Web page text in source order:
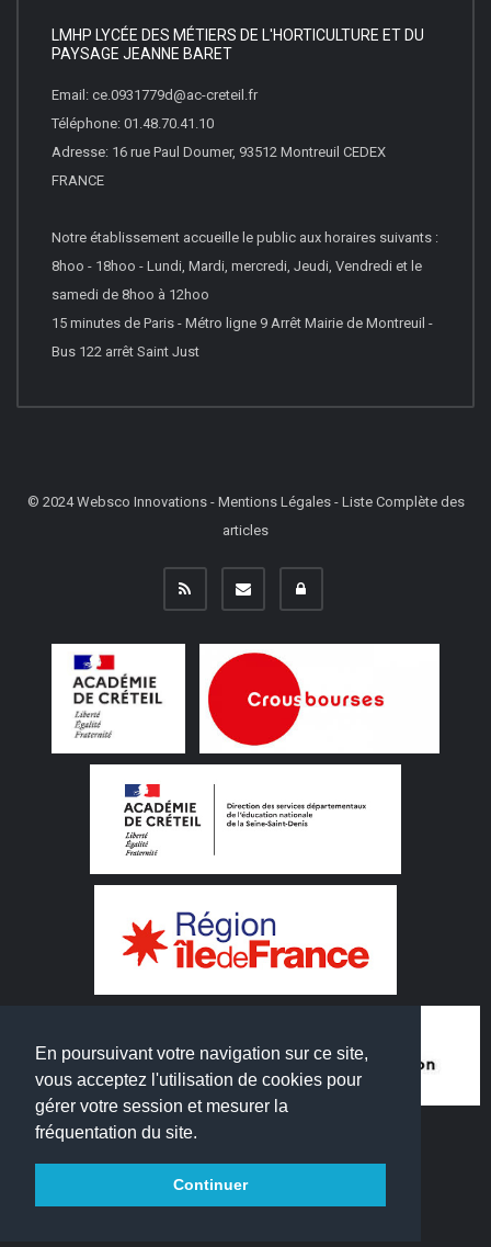
En poursuivant votre navigation sur ce site,
vous acceptez l'utilisation de cookies pour
gérer votre session et mesurer la
fréquentation du site.
Continuer
LMHP LYCÉE DES MÉTIERS DE L'HORTICULTURE ET DU
PAYSAGE JEANNE BARET
Email: ce.0931779d@ac-creteil.fr
Téléphone: 01.48.70.41.10
Adresse: 16 rue Paul Doumer, 93512 Montreuil CEDEX
FRANCE
Notre établissement accueille le public aux horaires suivants :
8hoo - 18hoo - Lundi, Mardi, mercredi, Jeudi, Vendredi et le
samedi de 8hoo à 12hoo
15 minutes de Paris - Métro ligne 9 Arrêt Mairie de Montreuil -
Bus 122 arrêt Saint Just
© 2024Websco Innovations- Mentions Légales- Liste Complète des
articles